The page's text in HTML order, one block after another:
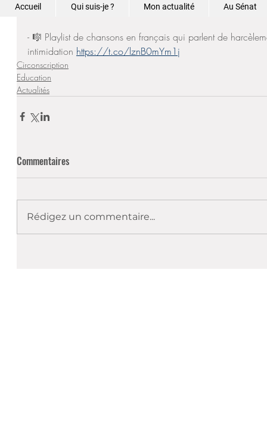
OMWL2ACzrPsSFhyLoahtHaw79tC75BG3GFmkMAoo4/
- 🎼 Playlist de chansons en français qui parlent de
intimidation https://t.co/lznB0mYm1j
Circonscription
Education
Actualités
Commentaires
Rédigez un commentaire...
Accueil Qui suis-je ? Mon actualité Au Sénat